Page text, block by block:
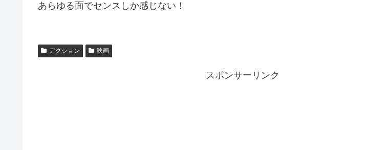
あらゆる面でセンスしか感じない！
アクション 映画
スポンサーリンク